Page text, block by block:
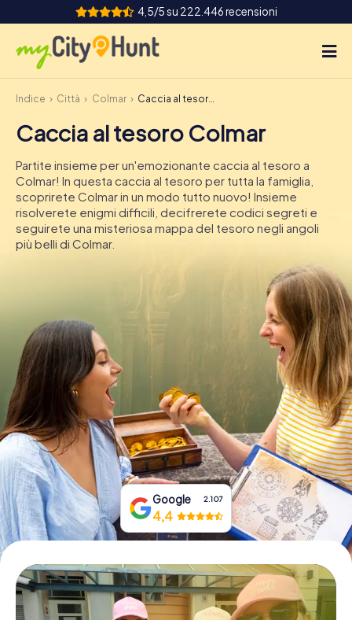
4,5/5 su 222.446 recensioni
Come funziona
Città
Tour
Team Building
Biglietti
DE
IE
IT
Prenota Biglietti
Acquista i Voucher
Indice Città Colmar Caccia al tesoro Colmar
Caccia al tesoro Colmar
Partite insieme per un'emozionante caccia al tesoro a
Colmar! In questa caccia al tesoro per tutta la famiglia,
scoprirete Colmar in un modo tutto nuovo! Insieme
risolverete enigmi difficili, decifrerete codici segreti e
seguirete una misteriosa mappa del tesoro negli angoli
più belli di Colmar.
Google 2.107
4,4